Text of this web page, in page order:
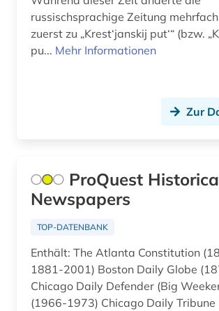
haßgau (1)
hessen (2)
hobart (1)
hochheim (1)
hofheim (1)
hongkong (1)
iberoromanistik (4)
russischsprachige Zeitung
zuerst zu „Krest‘janskij put‘“ (bzw.
pu... Mehr Informationen
Zur
ProQuest
Newspapers
TOP-DATENBANK
Enthält: The Atlanta Constitution (1869-1875,
1881-2001) Boston Daily Globe
Chicago Daily Defender (Big
(1966-1973) Chicago Daily